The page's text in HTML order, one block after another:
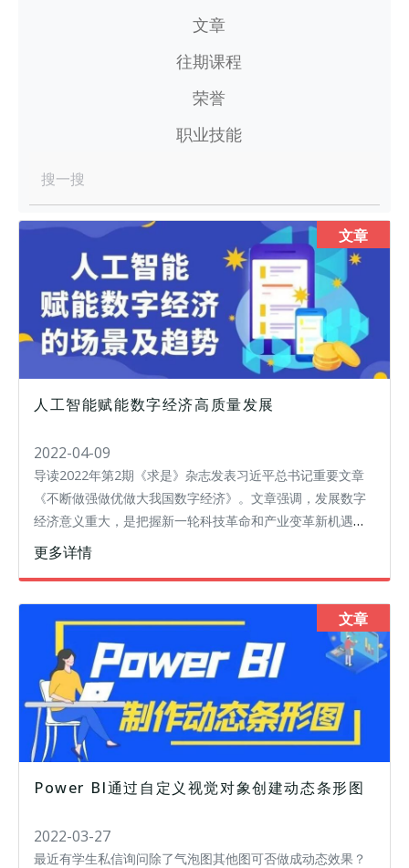
文章
往期课程
荣誉
职业技能
搜一搜
文章
人工智能赋能数字经济高质量发展
2022-04-09
导读2022年第2期《求是》杂志发表习近平总书记重要文章
《不断做强做优做大我国数字经济》。文章强调，发展数字
经济意义重大，是把握新一轮科技革命和产业变革新机遇的
战略选择。文章指出，面向未来，我们要站在统筹中华民族
伟大复兴战略全局和世界百年未
更多详情
文章
Power BI通过自定义视觉对象创建动态条形图
2022-03-27
最近有学生私信询问除了气泡图其他图可否做成动态效果？